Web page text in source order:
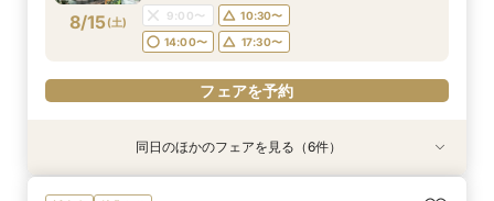
フェアを予約
フェアを予約
フェアを予約
フェアを予約
フェアを予約
フェアを予約
フェアを予約
8/15(土) 9:00〜
10:30〜
14:00〜
17:30〜
フェアを予約
特典あり
特典あり
特典あり
特典あり
特典あり
特典あり同日のほかのフェアを見る（6件）